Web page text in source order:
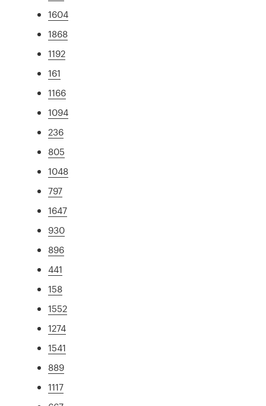
1604
1868
1192
161
1166
1094
236
805
1048
797
1647
930
896
441
158
1552
1274
1541
889
1117